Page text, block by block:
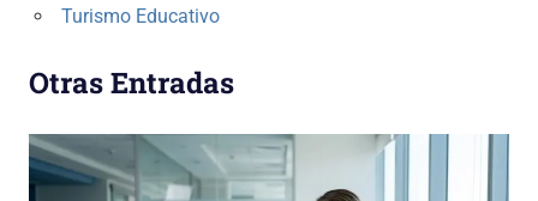
Turismo Educativo
Otras Entradas